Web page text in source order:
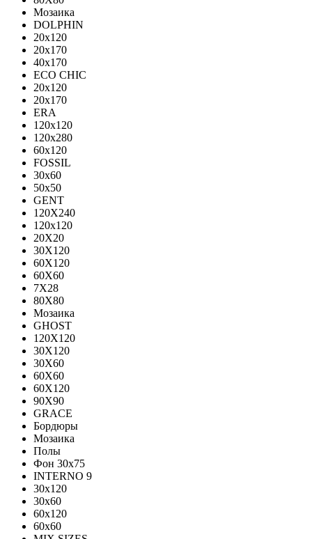
Мозаика
DOLPHIN
20x120
20x170
40x170
ECO CHIC
20х120
20х170
ERA
120x120
120x280
60x120
FOSSIL
30x60
50x50
GENT
120X240
120х120
20X20
30X120
60X120
60X60
7X28
80X80
Мозаика
GHOST
120X120
30X120
30X60
60X60
60Х120
90X90
GRACE
Бордюры
Мозаика
Полы
Фон 30х75
INTERNO 9
30x120
30x60
60x120
60x60